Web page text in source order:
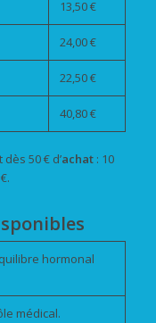
13,50 €
24,00 €
22,50 €
40,80 €
50 € d’achat: 10
hormonal
médical.